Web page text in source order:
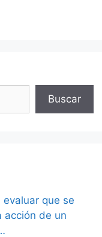
Buscar
que se
acción de un